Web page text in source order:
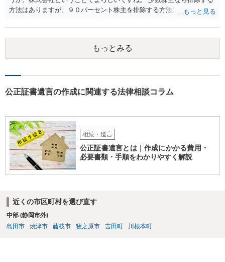
方法はありますが、９０パーセント株主を排除する方法は現実的にあ
るか、家族を説得して承継させるかしかないでしょう。 また、出資者
がいれば、全員で会社を辞めて新たな会社を立ち上げることも考えら
れます。 それか、しばらく我慢して、社長が没した後に相続人から承
継させるしかないように思えます。 私見ながらご参考まで。
もっとみる
公正証書遺言の作成に関連する法律相談コラム
相続・遺言
公正証書遺言とは｜作成にかかる費用・
必要書類・手順をわかりやすく解説
近くの市区町村を選び直す
中部 (静岡市外)
島田市
焼津市 藤枝市 牧之原市 吉田町 川根本町